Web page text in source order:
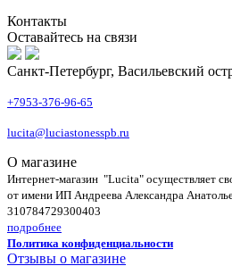
Контакты
Оставайтесь на связи
Санкт-Петербург, Васильевский
+7953-376-96-65
lucita@luciastonesspb.ru
О магазине
Интернет-магазин "Lucita" осуществляет
от имени ИП Андреева Александра
310784729300403
подробнее
Политика конфиденциальности
Отзывы о магазине